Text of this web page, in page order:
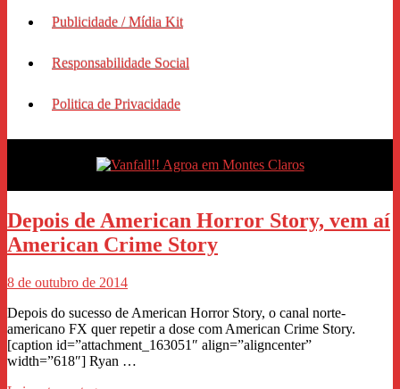
Publicidade / Mídia Kit
Responsabilidade Social
Politica de Privacidade
Depois de American Horror Story, vem aí
American Crime Story
8 de outubro de 2014
Depois do sucesso de American Horror Story, o canal norte-
americano FX quer repetir a dose com American Crime Story.
[caption id=”attachment_163051″ align=”aligncenter”
width=”618″] Ryan …